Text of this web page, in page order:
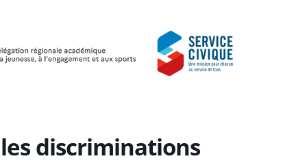
discriminations